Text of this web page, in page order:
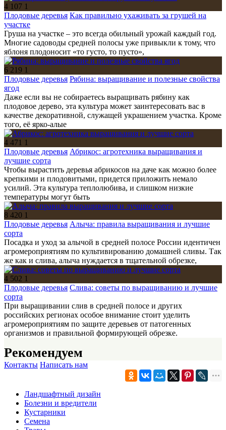
4 107 1
Плодовые деревья Как правильно ухаживать за грушей на
участке
Груша на участке – это всегда обильный урожай каждый год.
Многие садоводы средней полосы уже привыкли к тому, что
яблоня плодоносит «то густо, то пусто»,
6 219 1
Плодовые деревья Рябина: выращивание и полезные свойства
ягод
Даже если вы не собираетесь выращивать рябину как
плодовое дерево, эта культура может заинтересовать вас в
качестве декоративной, служащей украшением участка. Кроме
того, её ярко-алые
4 471 1
Плодовые деревья Абрикос: агротехника выращивания и
лучшие сорта
Чтобы вырастить деревья абрикосов на даче как можно более
крепкими и плодовитыми, придется приложить немало
усилий. Эта культура теплолюбива, и слишком низкие
температуры могут быть
8 420 1
Плодовые деревья Алыча: правила выращивания и лучшие
сорта
Посадка и уход за алычой в средней полосе России идентичен
агромероприятиям по культивированию домашней сливы. Так
же как и слива, алыча нуждается в тщательной обрезке,
4 502 1
Плодовые деревья Слива: советы по выращиванию и лучшие
сорта
При выращивании слив в средней полосе и других
российских регионах особое внимание стоит уделить
агромероприятиям по защите деревьев от патогенных
организмов и правильной формирующей обрезке.
Рекомендуем
Контакты Написать нам
Ландшафтный дизайн
Болезни и вредители
Кустарники
Семена